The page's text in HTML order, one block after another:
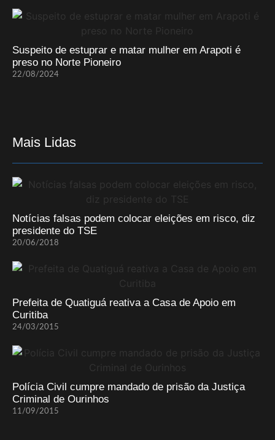
Suspeito de estuprar e matar mulher em Arapoti é
preso no Norte Pioneiro
22/08/2024
Mais Lidas
Notícias falsas podem colocar eleições em risco, diz
presidente do TSE
20/06/2018
Prefeita de Quatiguá reativa a Casa de Apoio em
Curitiba
24/03/2015
Polícia Civil cumpre mandado de prisão da Justiça
Criminal de Ourinhos
11/09/2015